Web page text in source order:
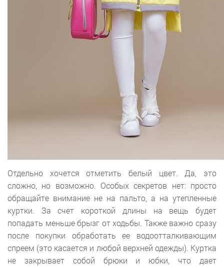
Отдельно хочется отметить белый цвет. Да, это
сложно, но возможно. Особых секретов нет: просто
обращайте внимание не на пальто, а на утепленные
куртки. За счет короткой длины на вещь будет
попадать меньше брызг от ходьбы. Также важно сразу
после покупки обработать ее водоотталкивающим
спреем (это касается и любой верхней одежды). Куртка
не закрывает собой брюки и юбки, что дает